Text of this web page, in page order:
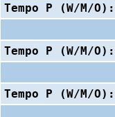
Tempo P (W/M/O):
Tempo P (W/M/O):
Tempo P (W/M/O):